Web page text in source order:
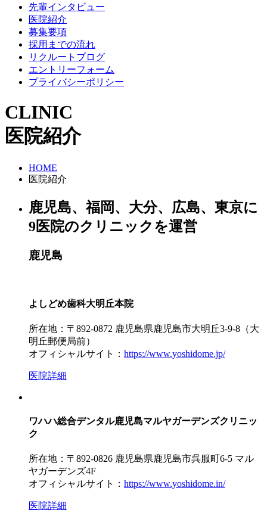
先輩インタビュー
医院紹介
募集要項
採用までの流れ
リクルートブログ
エントリーフォーム
プライバシーポリシー
CLINIC
医院紹介
HOME
医院紹介
鹿児島、福岡、大分、広島、東京に
9医院のクリニックを運営
鹿児島
よしどめ歯科大明丘本院
所在地：〒892-0872 鹿児島県鹿児島市大明丘3-9-8（大
明丘郵便局前）
オフィシャルサイト： https://www.yoshidome.jp/
医院詳細
ワハハ総合デンタル鹿児島マルヤガーデンズクリニッ
ク
所在地：〒892-0826 鹿児島県鹿児島市呉服町6-5 マル
ヤガーデンズ4F
オフィシャルサイト： https://www.yoshidome.in/
医院詳細